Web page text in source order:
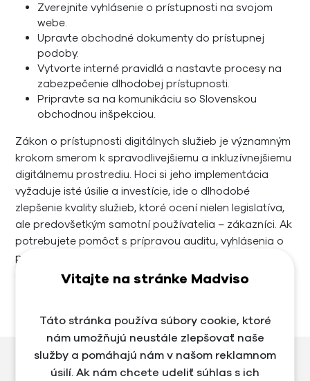
Zverejnite vyhlásenie o prístupnosti na svojom
webe.
Upravte obchodné dokumenty do prístupnej
podoby.
Vytvorte interné pravidlá a nastavte procesy na
zabezpečenie dlhodobej prístupnosti.
Pripravte sa na komunikáciu so Slovenskou
obchodnou inšpekciou.
Zákon o prístupnosti digitálnych služieb je významným
krokom smerom k spravodlivejšiemu a inkluzívnejšiemu
digitálnemu prostrediu. Hoci si jeho implementácia
vyžaduje isté úsilie a investície, ide o dlhodobé
zlepšenie kvality služieb, ktoré ocení nielen legislatíva,
ale predovšetkým samotní používatelia – zákazníci. Ak
potrebujete pomôcť s prípravou auditu, vyhlásenia o
prístupnosti alebo technickou implementáciou WCAG
štandardov, radi vám poradíme.
Vitajte na stránke Madviso
Táto stránka používa súbory cookie, ktoré
nám umožňujú neustále zlepšovať naše
služby a pomáhajú nám v našom reklamnom
úsilí. Ak nám chcete udeliť súhlas s ich